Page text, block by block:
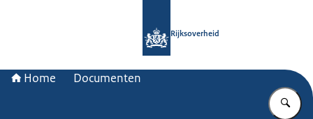
Rijksoverheid
Home Documenten